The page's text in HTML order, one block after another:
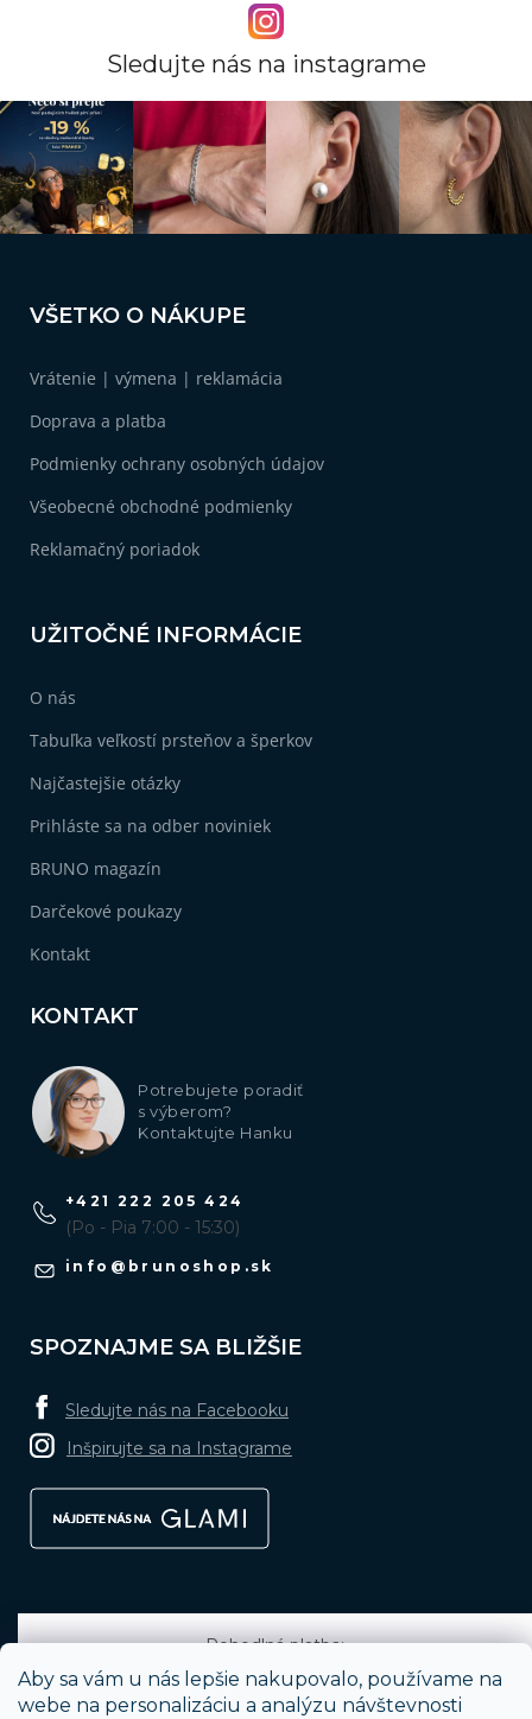
Aby sa vám u nás lepšie nakupovalo, používame na
webe na personalizáciu a analýzu návštevnosti
á
d
a
i
e
p
r
k
y
u
Sledujte nás na instagrame
VŠETKO O NÁKUPE
Vrátenie | výmena | reklamácia
Doprava a platba
Podmienky ochrany osobných údajov
Všeobecné obchodné podmienky
Reklamačný poriadok
UŽITOČNÉ INFORMÁCIE
O nás
Tabuľka veľkostí prsteňov a šperkov
Najčastejšie otázky
Prihláste sa na odber noviniek
BRUNO magazín
Darčekové poukazy
Kontakt
KONTAKT
Potrebujete poradiť
s výberom?
Kontaktujte Hanku
info @ brunoshop.sk
+421 222 205 424
(Po - Pia 7:00 - 15:30)
SPOZNAJME SA BLIŽŠIE
Sledujte nás na Facebooku
Inšpirujte sa na Instagrame
Pohodlná platba: